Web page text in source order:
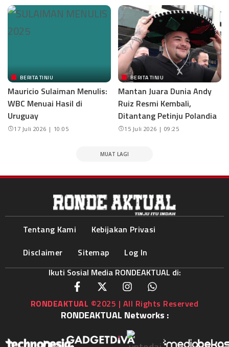
BERITA TINJU
Mauricio Sulaiman Menulis:
WBC Menuai Hasil di
Uruguay
17 Juli 2026 | 10:05
BERITA TINJU
Mantan Juara Dunia Andy
Ruiz Resmi Kembali,
Ditantang Petinju Polandia
15 Juli 2026 | 09:25
MUAT LAGI
Tentang Kami
Kebijakan Privasi
Disclaimer
Sitemap
Log In
Ikuti Sosial Media RONDEAKTUAL di:
RONDEAKTUAL ©2025 | All Rights Reserved
RONDEAKTUAL Networks :